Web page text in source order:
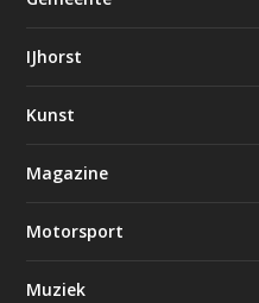
IJhorst
Kunst
Magazine
Motorsport
Muziek